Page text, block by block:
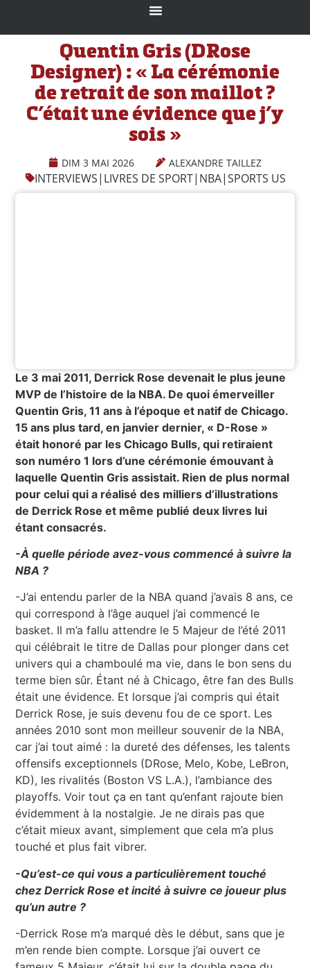
Quentin Gris (DRose
Designer) : « La cérémonie
de retrait de son maillot ?
C’était une évidence que j’y
sois »
DIM 3 MAI 2026 ALEXANDRE TAILLEZ
INTERVIEWS| LIVRES DE SPORT| NBA|SPORTS US
Le 3 mai 2011, Derrick Rose devenait le plus jeune
MVP de l’histoire de la NBA. De quoi émerveiller
Quentin Gris, 11 ans à l’époque et natif de Chicago.
15 ans plus tard, en janvier dernier, « D-Rose »
était honoré par les Chicago Bulls, qui retiraient
son numéro 1 lors d’une cérémonie émouvant à
laquelle Quentin Gris assistait. Rien de plus normal
pour celui qui a réalisé des milliers d’illustrations
de Derrick Rose et même publié deux livres lui
étant consacrés.
-À quelle période avez-vous commencé à suivre la
NBA ?
-J’ai entendu parler de la NBA quand j’avais 8 ans, ce
qui correspond à l’âge auquel j’ai commencé le
basket. Il m’a fallu attendre le 5 Majeur de l’été 2011
qui célébrait le titre de Dallas pour plonger dans cet
univers qui a chamboulé ma vie, dans le bon sens du
terme bien sûr. Étant né à Chicago, être fan des Bulls
était une évidence. Et lorsque j’ai compris qui était
Derrick Rose, je suis devenu fou de ce sport. Les
années 2010 sont mon meilleur souvenir de la NBA,
car j’ai tout aimé : la dureté des défenses, les talents
offensifs exceptionnels (DRose, Melo, Kobe, LeBron,
KD), les rivalités (Boston VS L.A.), l’ambiance des
playoffs. Voir tout ça en tant qu’enfant rajoute bien
évidemment à la nostalgie. Je ne dirais pas que
c’était mieux avant, simplement que cela m’a plus
touché et plus fait vibrer.
-Qu’est-ce qui vous a particulièrement touché
chez Derrick Rose et incité à suivre ce joueur plus
qu’un autre ?
-Derrick Rose m’a marqué dès le début, sans que je
m’en rende bien compte. Lorsque j’ai ouvert ce